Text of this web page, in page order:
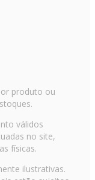
produto ou
válidos
no site,
físicas.
ilustrativas.